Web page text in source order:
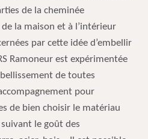
de la cheminée
la maison et à l’intérieur
par cette idée d’embellir
Ramoneur est expérimentée
de toutes
pour
de bien choisir le matériau
le goût des